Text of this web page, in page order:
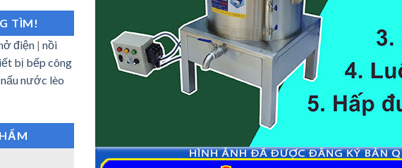
TÌM!
điện | nồi
bị bếp công
nước lèo